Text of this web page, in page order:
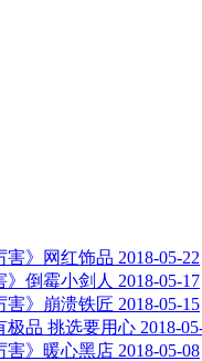
害》网红饰品 2018-05-22
倒霉小剑人 2018-05-17
害》崩溃铁匠 2018-05-15
极品 挑选要用心 2018-
害》暖心黑店 2018-05-08